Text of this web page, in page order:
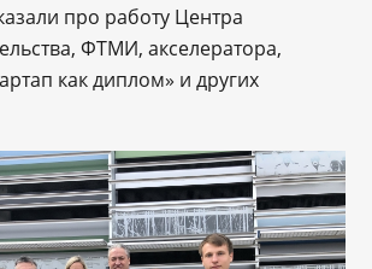
про работу Центра
ФТМИ, акселератора,
как диплом» и других